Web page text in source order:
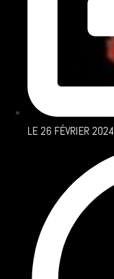
LE26 FÉVRIER 2024